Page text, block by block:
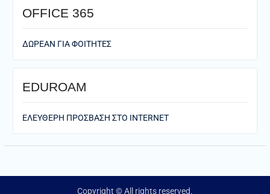
ΟFFICE 365
ΔΩΡΕΑΝ ΓΙΑ ΦΟΙΤΗΤΕΣ
EDUROAM
ΕΛΕΥΘΕΡΗ ΠΡΟΣΒΑΣΗ ΣΤΟ ΙΝΤΕRNET
Copyright © All rights reserved.